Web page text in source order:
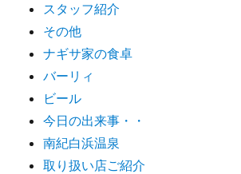
スタッフ紹介
その他
ナギサ家の食卓
バーリィ
ビール
今日の出来事・・
南紀白浜温泉
取り扱い店ご紹介